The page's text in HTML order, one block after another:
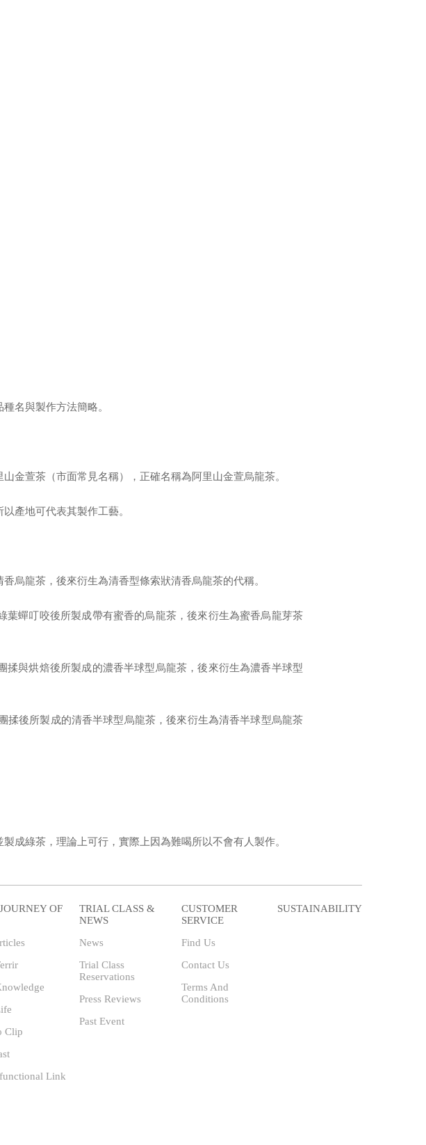
名與製作方法簡略。
金萱茶（市面常見名稱），正確名稱為阿里山金萱烏龍茶。
產地可代表其製作工藝。
烏龍茶，後來衍生為清香型條索狀清香烏龍茶的代稱。
蟬叮咬後所製成帶有蜜香的烏龍茶，後來衍生為蜜香烏龍芽茶
與烘焙後所製成的濃香半球型烏龍茶，後來衍生為濃香半球型
揉後所製成的清香半球型烏龍茶，後來衍生為清香半球型烏龍茶
成綠茶，理論上可行，實際上因為難喝所以不會有人製作。
OF
Clip
Link
TRIAL CLASS &
NEWS
News
Trial Class
Reservations
Press Reviews
Past Event
CUSTOMER
SERVICE
Find Us
Contact Us
Terms And
Conditions
SUSTAINABILITY